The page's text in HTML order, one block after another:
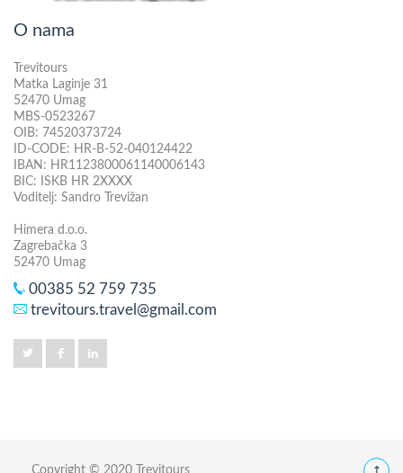
O nama
Trevitours
Matka Laginje 31
52470 Umag
MBS-0523267
OIB: 74520373724
ID-CODE: HR-B-52-040124422
IBAN: HR1123800061140006143
BIC: ISKB HR 2XXXX
Voditelj: Sandro Trevižan
Himera d.o.o.
Zagrebačka 3
52470 Umag
00385 52 759 735
trevitours.travel@gmail.com